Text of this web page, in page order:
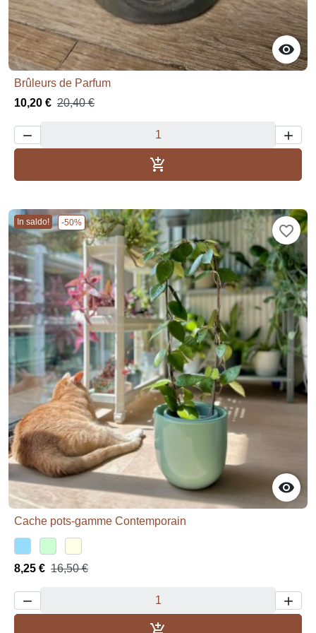

Brûleurs de Parfum
10,20 € 20,40 €
 

In saldo! -50%

favorite_border
Cache pots-gamme Contemporain
8,25 € 16,50 €
 